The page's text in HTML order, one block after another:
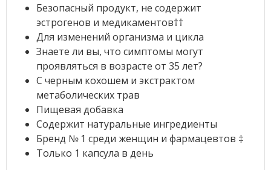
Безопасный продукт, не содержит
эстрогенов и медикаментов††
Для изменений организма и цикла
Знаете ли вы, что симптомы могут
проявляться в возрасте от 35 лет?
С черным кохошем и экстрактом
метаболических трав
Пищевая добавка
Содержит натуральные ингредиенты
Бренд № 1 среди женщин и фармацевтов ‡
Только 1 капсула в день